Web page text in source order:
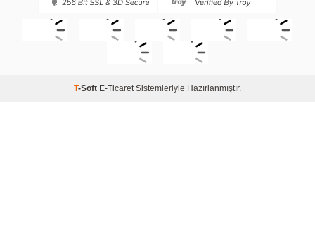
T-Soft E-Ticaret Sistemleriyle Hazırlanmıştır.